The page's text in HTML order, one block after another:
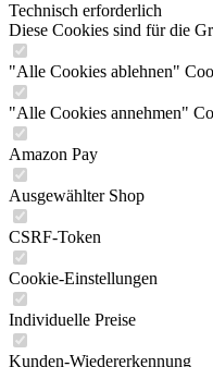
Technisch erforderlich
Diese Cookies sind für die
"Alle Cookies ablehnen"
"Alle Cookies annehmen"
Amazon Pay
Ausgewählter Shop
CSRF-Token
Cookie-Einstellungen
Individuelle Preise
Kunden-Wiedererkennung